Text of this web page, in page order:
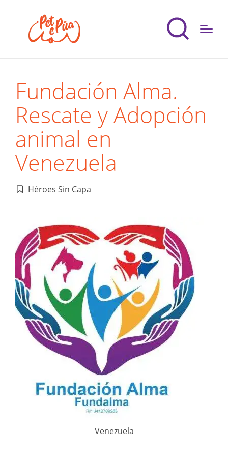
Fundación Alma.
Rescate y Adopción
animal en
Venezuela
Publicado
Héroes Sin Capa
Venezuela